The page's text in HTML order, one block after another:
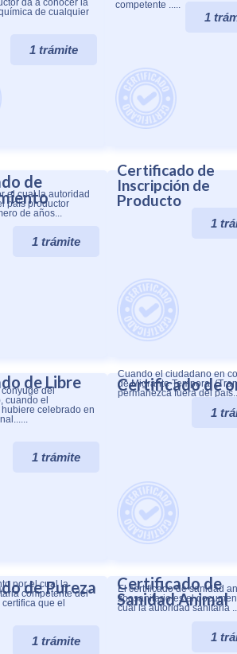
da a conocer la
de cualquier
1 trámite
competente .....
1
de
el cual la autoridad
país productor
de años...
1 trámite
Certificado de
Inscripción de
Producto
1
de Libre
del
cuando el
celebrado en
1 trámite
Certificado de
Cuando el ciudadano en
de Migrante Temporal
permanezca fuera del
1
de Pureza
por el cual la
competente del
que el
1 trámite
Certificado de
Sanidad Animal​
El certificado de sanidad
zoosanitario es el
cual la autoridad sanitaria
1